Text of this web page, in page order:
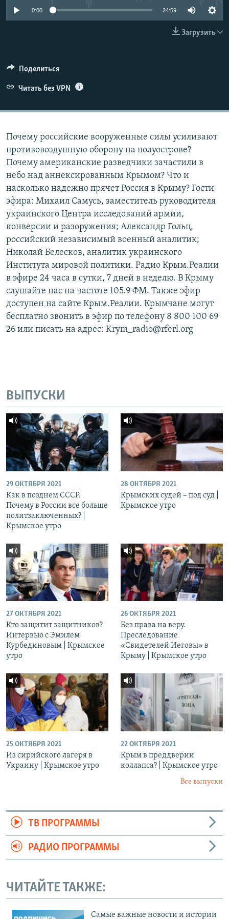
ПОБЕДИТЕЛЕЙ НЕ СУДЯТ?
УКРАИНСКАЯ ПРОБЛЕМА КРЫМА
ПРИСОЕДИНЯЙТЕСЬ!
0:00 24:59
Загрузить
Поделиться
Читать без VPN
Почему российские вооруженные силы усиливают
противовоздушную оборону на полуострове?
Почему американские разведчики зачастили в
небо над аннексированным Крымом? Что и
насколько надежно прячет Россия в Крыму? Гости
эфира: Михаил Самусь, заместитель руководителя
украинского Центра исследований армии,
конверсии и разоружения; Александр Гольц,
российский независимый военный аналитик;
Николай Белесков, аналитик украинского
Института мировой политики. Радио Крым.Реалии
в эфире 24 часа в сутки, 7 дней в неделю. В Крыму
слушайте нас на частоте 105.9 ФМ. Также эфир
доступен на сайте Крым.Реалии. Крымчане могут
бесплатно звонить в эфир по телефону 8 800 100 69
26 или писать на адрес: Krym_radio@rferl.org
ВЫПУСКИ
29 ОКТЯБРЯ 2021
Как в позднем СССР.
Почему в России все больше
политзаключенных? |
Крымское утро
28 ОКТЯБРЯ 2021
Крымских судей – под суд |
Крымское утро
27 ОКТЯБРЯ 2021
Кто защитит защитников?
Интервью с Эмилем
Курбединовым | Крымское
утро
26 ОКТЯБРЯ 2021
Без права на веру.
Преследование
«Свидетелей Иеговы» в
Крыму | Крымское утро
25 ОКТЯБРЯ 2021
Из сирийского лагеря в
Украину | Крымское утро
22 ОКТЯБРЯ 2021
Крым в преддверии
коллапса? | Крымское утро
Все выпуски
ТВ ПРОГРАММЫ
РАДИО ПРОГРАММЫ
ЧИТАЙТЕ ТАКЖЕ:
Cамые важные новости и истории